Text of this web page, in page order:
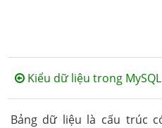
Kiểu dữ liệu trong MySQL
Bảng dữ liệu là cấu trúc